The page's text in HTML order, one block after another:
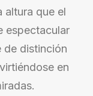
altura que el
espectacular
de distinción
en